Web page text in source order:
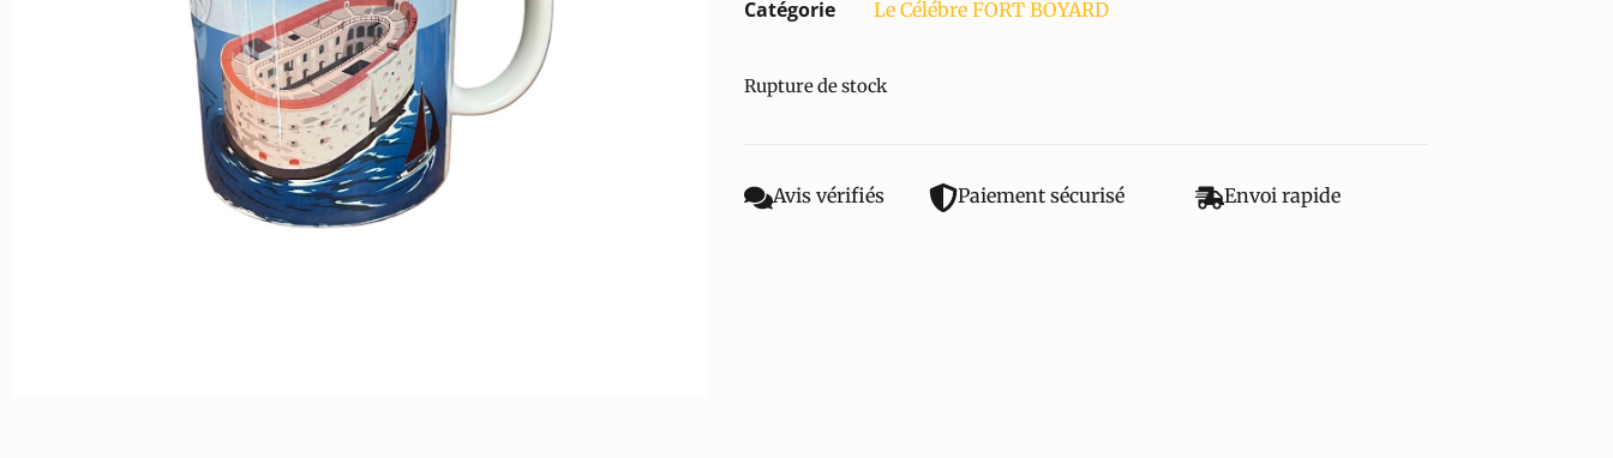
Catégorie Le Célébre FORT BOYARD
Rupture de stock
Avis vérifiés Paiement sécurisé Envoi rapide